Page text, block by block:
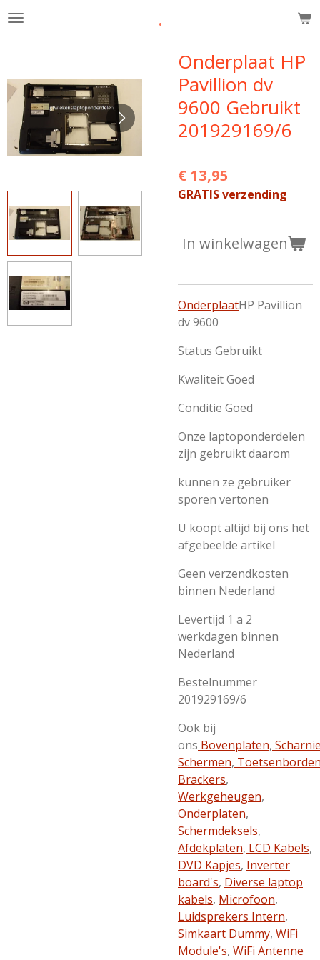
Ga
hoofdinhoud
.
Onderplaat HP
Pavillion dv
9600 Gebruikt
201929169/6
€ 13,95
GRATIS verzending
In winkelwagen
OnderplaatHP Pavillion
dv 9600
Status Gebruikt
Kwaliteit Goed
Conditie Goed
Onze laptoponderdelen
zijn gebruikt daarom
kunnen ze gebruiker
sporen vertonen
U koopt altijd bij ons het
afgebeelde artikel
Geen verzendkosten
binnen Nederland
Levertijd 1 a 2
werkdagen binnen
Nederland
Bestelnummer
201929169/6
Ook bij
ons Bovenplaten,
Schermen,
Brackers,
Werkgeheugen,
Onderplaten,
Schermdeksels,
Afdekplaten, LCD Kabels,
DVD Kapjes, Inverter
board's, Diverse laptop
kabels, Microfoon,
Luidsprekers Intern,
Simkaart Dummy, WiFi
Module's, WiFi Antenne